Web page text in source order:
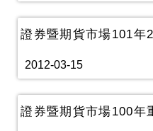
證券暨期貨市場101年
2012-03-15
證券暨期貨市場100年